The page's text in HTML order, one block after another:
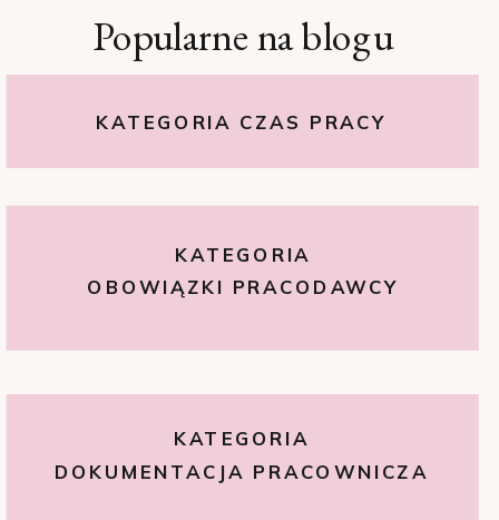
KATEGORIA CZAS PRACY
KATEGORIA
DOKUMENTACJA PRACOWNICZA
KATEGORIA
OBOWIĄZKI PRACODAWCY
Popularne na blogu